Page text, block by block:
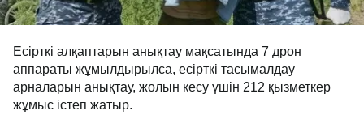
Есірткі алқаптарын анықтау мақсатында 7 дрон
аппараты жұмылдырылса, есірткі тасымалдау
арналарын анықтау, жолын кесу үшін 212 қызметкер
жұмыс істеп жатыр.